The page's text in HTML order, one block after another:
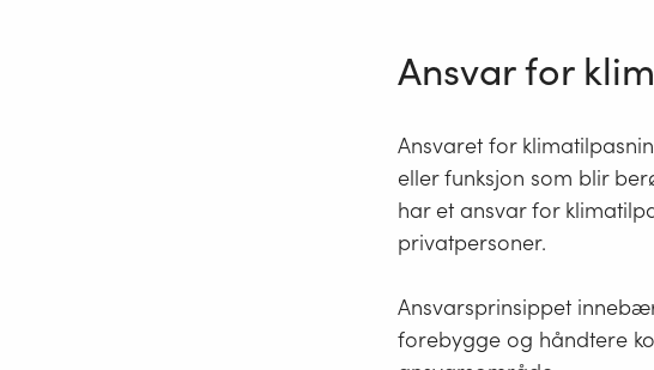
Ansvar for
Ansvaret for
eller funksjon som blir
har et ansvar for
privatpersoner.
Ansvarsprinsippet
forebygge og håndtere